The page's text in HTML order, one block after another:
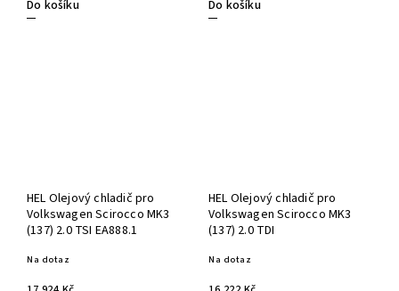
Do košíku Do košíku
HEL Olejový chladič pro
Volkswagen Scirocco MK3
(137) 2.0 TSI EA888.1
Na dotaz
HEL Olejový chladič pro
Volkswagen Scirocco MK3
(137) 2.0 TDI
Na dotaz